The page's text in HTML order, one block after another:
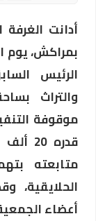
أدانت الغرفة
بمراكش، يوم
الرئيس
والتراث
موقوفة
قدره
متابعته
الحلايقية،
أعضاء